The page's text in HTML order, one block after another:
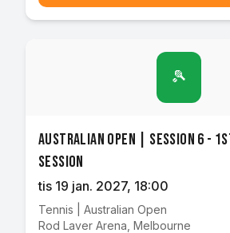
🎾
Australian Open | Session 6 -
Session
tis 19 jan. 2027, 18:00
Tennis
Australian Open
Rod Laver Arena Melbourne